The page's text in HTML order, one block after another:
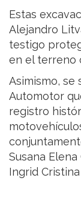
Estas
Alejandro
testigo
en el terreno
Asimismo, se
Automotor
registro
Susana
Ingrid